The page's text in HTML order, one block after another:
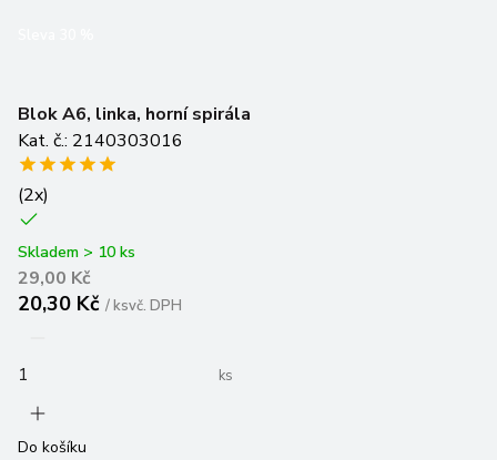
Blok A6, linka, horní spirála
Kat. č.: 2140303016
(2x)
Skladem > 10 ks
29,00 Kč
20,30 Kč /ksvč. DPH
ks
Do košíku